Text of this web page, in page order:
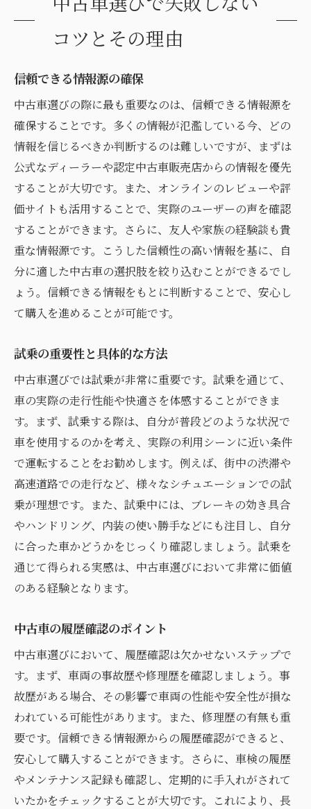
コツとその理由
信頼できる情報源の確保
中古車選びの際に最も重要なのは、信頼できる情報源を
確保することです。多くの情報が氾濫している今、どの
情報を信じるべきか判断するのは難しいですが、まずは
公式なディーラーや認定中古車販売店からの情報を優先
することが大切です。また、オンラインのレビューや評
価サイトも活用することで、実際のユーザーの声を確認
することができます。さらに、友人や家族の経験談も貴
重な情報源です。こうした信頼性の高い情報を基に、自
分に適した中古車の選択肢を絞り込むことができるでし
ょう。信頼できる情報をもとに判断することで、安心し
て購入を進めることが可能です。
試乗の重要性と具体的な方法
中古車選びでは試乗が非常に重要です。試乗を通じて、
車の実際の走行性能や快適さを体感することができま
す。まず、試乗する際は、自分が普段どのような状況で
車を使用するのかを考え、実際の利用シーンに近い条件
で運転することをお勧めします。例えば、街中の渋滞や
高速道路での走行など、様々なシチュエーションでの試
乗が理想です。また、試乗中には、ブレーキの効き具合
やハンドリング、内装の使い勝手などにも注目し、自分
に合った車かどうかをじっくり確認しましょう。試乗を
通じて得られる実感は、中古車選びにおいて非常に価値
のある経験となります。
中古車の履歴確認のポイント
中古車選びにおいて、履歴確認は欠かせないステップで
す。まず、車両の事故歴や修理歴を確認しましょう。事
故歴がある場合、その影響で車両の性能や安全性が損な
われている可能性があります。また、修理歴の有無も重
要です。信頼できる情報源からの履歴確認ができると、
安心して購入することができます。さらに、車検の履歴
やメンテナンス記録も確認し、定期的に手入れがされて
いたかをチェックすることが大切です。これにより、長